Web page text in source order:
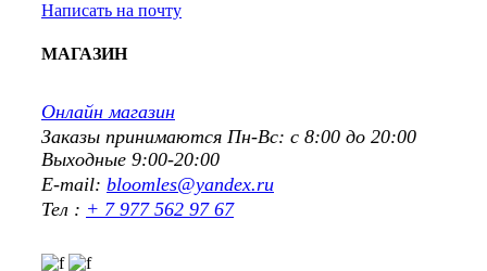
Написать на почту
МАГАЗИН
Онлайн магазин
Заказы принимаются Пн-Вс: с 8:00 до 20:00
Выходные 9:00-20:00
E-mail: bloomles@yandex.ru
Тел : + 7 977 562 97 67